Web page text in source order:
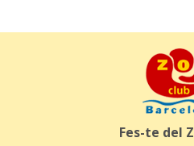
Fes-te del